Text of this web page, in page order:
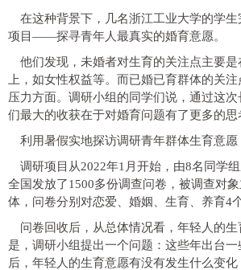
在这种背景下，几名浙江工业大学的学
项目——探寻青年人最真实的婚育意愿。
他们发现，未婚者对生育的关注点主要
上，如女性权益等。而已婚已育群体的关
压力方面。调研小组的同学们说，通过这
们最大的收获在于对婚育问题有了更多的思
利用暑假实地探访调研青年群体生育意愿
调研项目从2022年1月开始，由8名同学
全国发放了1500多份调查问卷，被调查对
体，问卷分别对恋爱、婚姻、生育、养育4
问卷回收后，从总体情况看，年轻人的
是，调研小组提出一个问题：这些年出台
后，年轻人的生育意愿有没有发生什么变化